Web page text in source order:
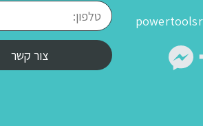
צור קשר